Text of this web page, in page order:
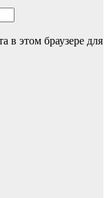
в этом браузере для